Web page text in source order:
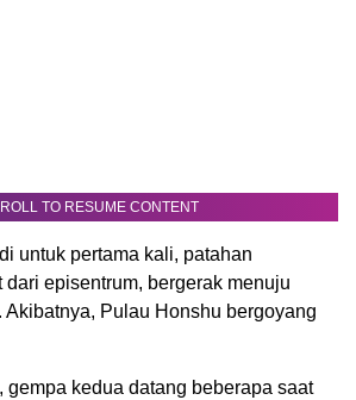
TO RESUME CONTENT
untuk pertama kali, patahan
dari episentrum, bergerak menuju
Akibatnya, Pulau Honshu bergoyang
gempa kedua datang beberapa saat